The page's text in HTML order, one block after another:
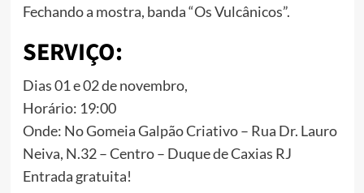
Fechando a mostra, banda “Os Vulcânicos”.
SERVIÇO:
Dias 01 e 02 de novembro,
Horário: 19:00
Onde: No Gomeia Galpão Criativo – Rua Dr. Lauro
Neiva, N.32 – Centro – Duque de Caxias RJ
Entrada gratuita!